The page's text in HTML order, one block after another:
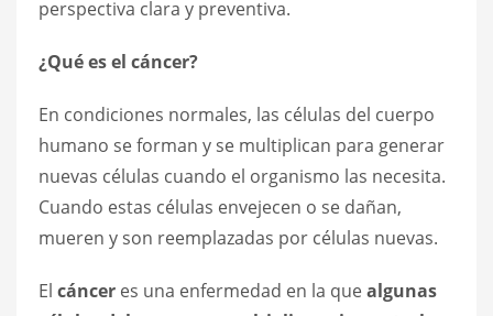
perspectiva clara y preventiva.
¿Qué es el cáncer?
En condiciones normales, las células del cuerpo
humano se forman y se multiplican para generar
nuevas células cuando el organismo las necesita.
Cuando estas células envejecen o se dañan,
mueren y son reemplazadas por células nuevas.
El cáncer es una enfermedad en la quealgunas